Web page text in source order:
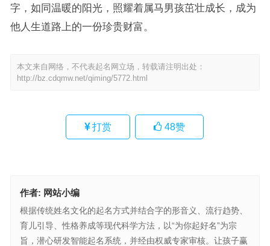
字，如同温暖的阳光，照耀着属马男孩茁壮成长，成为
他人生道路上的一份珍贵财富。
本文来自网络，不代表起名网立场，转载请注明出处：
http://bz.cdqmw.net/qiming/5772.html
打赏 48赞
作者: 网站小编
根据传统姓名文化的起名方式并结合字的形音义、流行趋势、
育儿引导、性格养成等现代科学方法，以“为你起好名”为宗
旨，潜心研发智能起名系统，并经由权威专家审核。让孩子赢